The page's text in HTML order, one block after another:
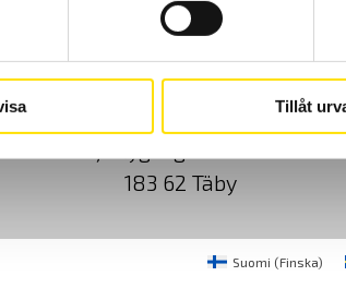
Tillåt
183 62 Täby
Suomi (Finska)